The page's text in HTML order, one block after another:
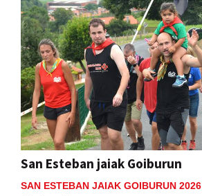
San Esteban jaiak Goiburun
SAN ESTEBAN JAIAK GOIBURUN 2026